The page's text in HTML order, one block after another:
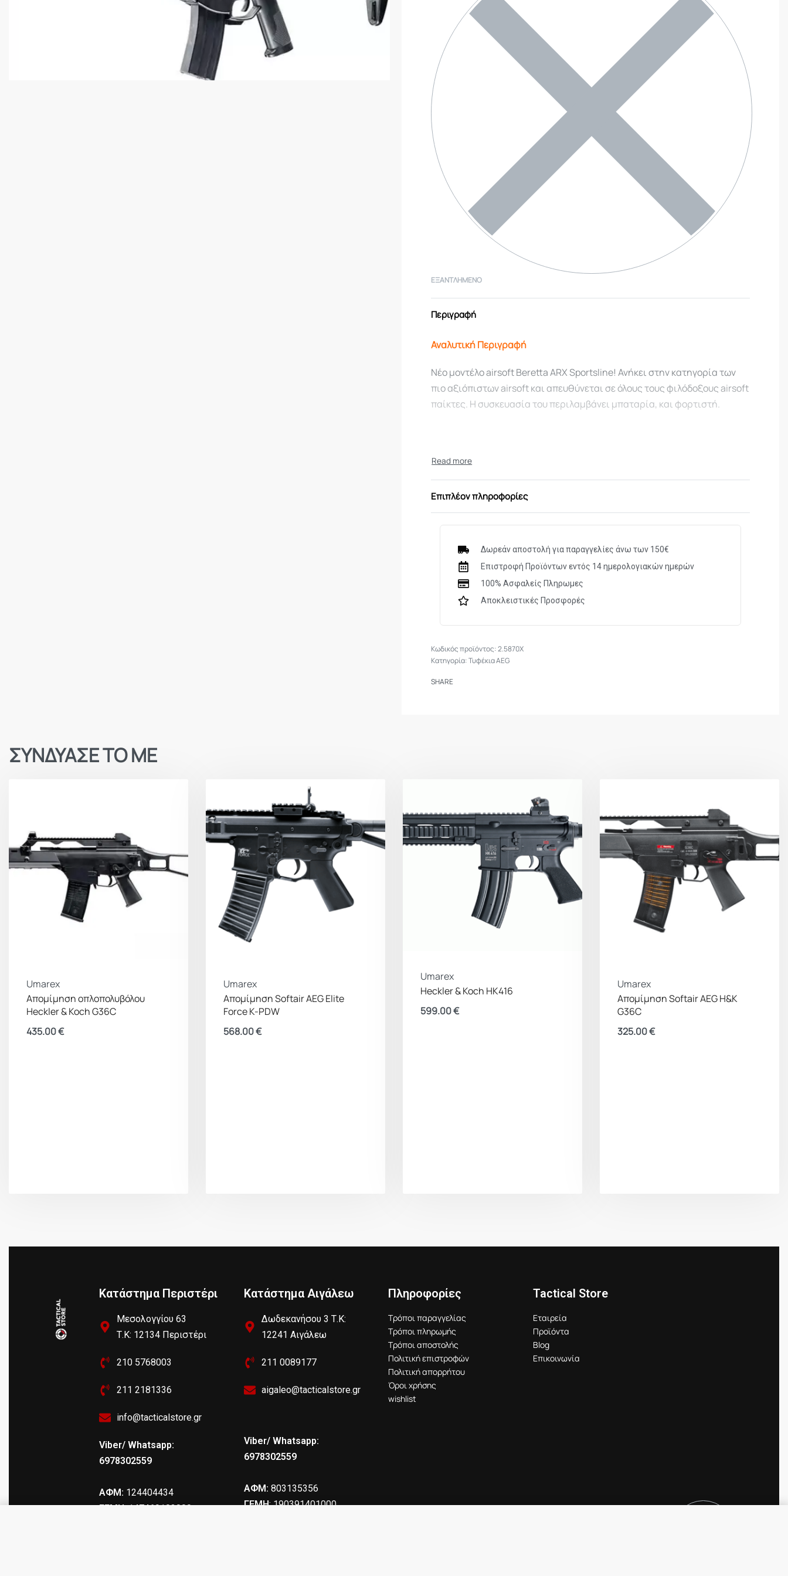
ΕΞΑΝΤΛΗΜΈΝΟ
Περιγραφή
Αναλυτική Περιγραφή
Νέο μοντέλο airsoft Beretta ARX Sportsline! Ανήκει στην κατηγορία των
πιο αξιόπιστων airsoft και απευθύνεται σε όλους τους φιλόδοξους airsoft
παίκτες. Η συσκευασία του περιλαμβάνει μπαταρία, και φορτιστή.
Τεχνικά Χαρακτηριστικά
Διαμέτρημα
Πηγή Ενέργειας
Μπαταρία
Ασφάλεια
Ασφάλεια σκανδάλης
Λειτουργία Shoot up
Ενέργεια
Επιπλέον πληροφορίες
Δωρεάν αποστολή για παραγγελίες άνω των 150€
Επιστροφή Προϊόντων εντός 14 ημερολογιακών ημερών
100% Ασφαλείς Πληρωμες
Αποκλειστικές Προσφορές
2.5870X
Κατηγορία:Τυφέκια AEG
SHARE
ΣΥΝΔΥΑΣΕ ΤΟ ΜΕ
Umarex
Απομίμηση οπλοπολυβόλου
Heckler & Koch G36C
435.00€
Umarex
Απομίμηση Softair AEG Elite
Force K-PDW
568.00€
Umarex
Heckler & Koch HK416
599.00€
Umarex
Απομίμηση Softair AEG Η&Κ
G36C
325.00€
Κατάστημα Περιστέρι
Μεσολογγίου 63
Τ.Κ: 12134 Περιστέρι
210 5768003
211 2181336
info@tacticalstore.gr
Viber/ Whatsapp:
6978302559
ΑΦΜ: 124404434
ΓΕΜΗ: 147469103000
Κατάστημα Αιγάλεω
Δωδεκανήσου 3 Τ.Κ:
12241 Αιγάλεω
211 0089177
aigaleo@tacticalstore.gr
Viber/ Whatsapp:
6978302559
ΑΦΜ: 803135356
ΓΕΜΗ: 190391401000
Πληροφορίες
Τρόποι παραγγελίας
Τρόποι πληρωμής
Τρόποι αποστολής
Πολιτική επιστροφών
Πολιτική απορρήτου
Όροι χρήσης
wishlist
Tactical Store
Εταιρεία
Προϊόντα
Blog
Επικοινωνία